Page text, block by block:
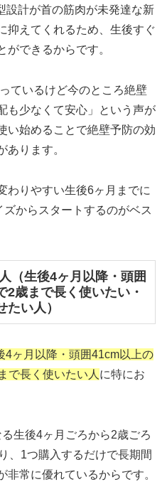
設計が首の筋肉が未発達な新
抑えてくれるため、生後すぐ
ができるからです。
ているけど今のところ絶壁
も少なくて安心」という声が
い始めることで絶壁予防の効
あります。
わりやすい生後6ヶ月までに
からスタートするのがベス
（生後4ヶ月以降・頭囲
歳まで長く使いたい・
い人）
4ヶ月以降・頭囲41cm以上の
で長く使いたい人 に特にお
生後4ヶ月ごろから2歳ごろ
、1つ購入するだけで長期間
常に優れているからです。